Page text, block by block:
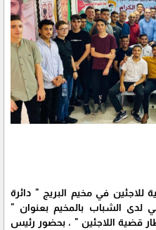
للاجئين في مخيم البريج " دائرة
لدى الشباب بالمخيم بعنوان "
قضية اللاجئين " ، بحضور رئيس